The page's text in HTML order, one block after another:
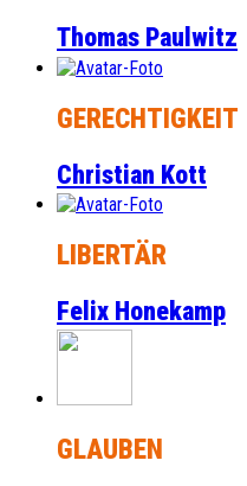
Thomas Paulwitz
GERECHTIGKEIT
Christian Kott
LIBERTÄR
Felix Honekamp
GLAUBEN